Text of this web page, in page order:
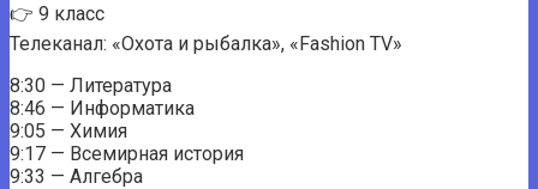
👉 9 класс
Телеканал: «Охота и рыбалка», «Fashion TV»
8:30 — Литература
8:46 — Информатика
9:05 — Химия
9:17 — Всемирная история
9:33 — Алгебра